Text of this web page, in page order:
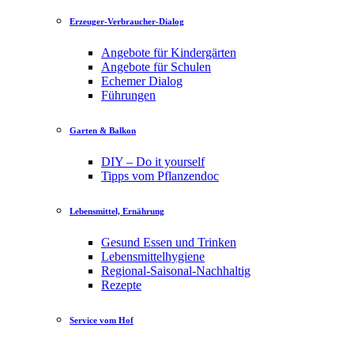
Erzeuger-Verbraucher-Dialog
Angebote für Kindergärten
Angebote für Schulen
Echemer Dialog
Führungen
Garten & Balkon
DIY – Do it yourself
Tipps vom Pflanzendoc
Lebensmittel, Ernährung
Gesund Essen und Trinken
Lebensmittelhygiene
Regional-Saisonal-Nachhaltig
Rezepte
Service vom Hof